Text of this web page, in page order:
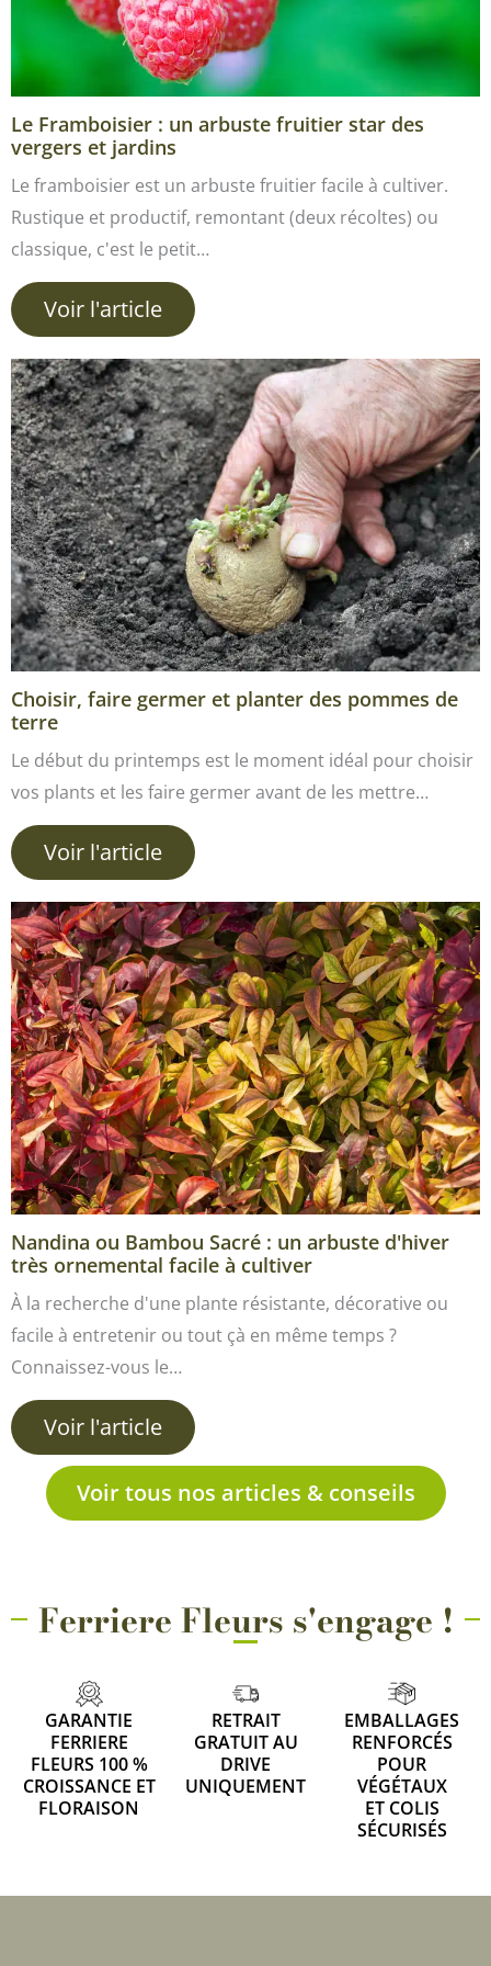
Le Framboisier : un arbuste fruitier star des
vergers et jardins
Le framboisier est un arbuste fruitier facile à cultiver.
Rustique et productif, remontant (deux récoltes) ou
classique, c'est le petit…
Voir l'article
Choisir, faire germer et planter des pommes de
terre
Le début du printemps est le moment idéal pour choisir
vos plants et les faire germer avant de les mettre…
Voir l'article
Nandina ou Bambou Sacré : un arbuste d'hiver
très ornemental facile à cultiver
À la recherche d'une plante résistante, décorative ou
facile à entretenir ou tout çà en même temps ?
Connaissez-vous le…
Voir l'article
Voir tous nos articles & conseils
Ferriere Fleurs s'engage !
GARANTIE
FERRIERE
FLEURS 100 %
CROISSANCE ET
FLORAISON
RETRAIT
GRATUIT AU
DRIVE
UNIQUEMENT
EMBALLAGES
RENFORCÉS
POUR
VÉGÉTAUX
ET COLIS
SÉCURISÉS